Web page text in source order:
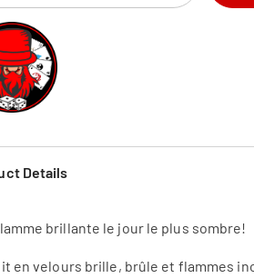
Details
brillante le jour le plus sombre!
en velours brille, brûle et flammes